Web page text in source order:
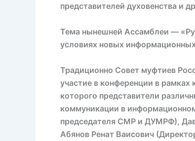
представителей духовенства и
Тема нынешней Ассамблеи —
условиях новых
Традиционно Совет муфтиев
участие в конференции в
которого представители
коммуникации в
председателя СМР и ДУМРФ),
Абянов Ренат Ваисович